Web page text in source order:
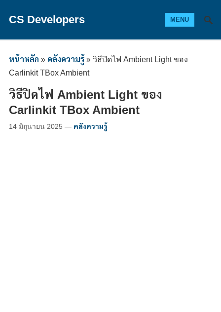
CS Developers MENU
หน้าหลัก » คลังความรู้» วิธีปิดไฟ Ambient Light ของ
Carlinkit TBox Ambient
วิธีปิดไฟ Ambient Light ของ
Carlinkit TBox Ambient
14 มิถุนายน 2025 — คลังความรู้